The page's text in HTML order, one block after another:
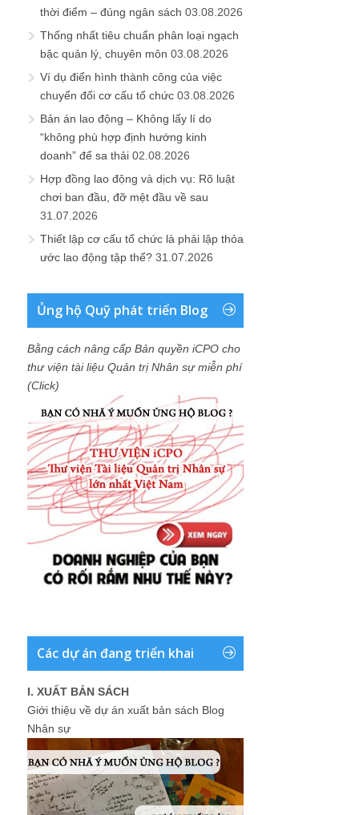
thời điểm – đúng ngân sách 03.08.2026
Thống nhất tiêu chuẩn phân loại ngạch
bậc quản lý, chuyên môn 03.08.2026
Ví dụ điển hình thành công của việc
chuyển đổi cơ cấu tổ chức 03.08.2026
Bản án lao động – Không lấy lí do
“không phù hợp định hướng kinh
doanh” để sa thải 02.08.2026
Hợp đồng lao động và dịch vụ: Rõ luật
chơi ban đầu, đỡ mệt đầu về sau
31.07.2026
Thiết lập cơ cấu tổ chức là phải lập thỏa
ước lao động tập thể? 31.07.2026
Ủng hộ Quỹ phát triển Blog
Bằng cách nâng cấp Bản quyền iCPO cho
thư viện tài liệu Quản trị Nhân sự miễn phí
(Click)
Các dự án đang triển khai
I. XUẤT BẢN SÁCH
Giới thiệu về dự án xuất bản sách Blog
Nhân sự